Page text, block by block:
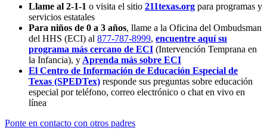
Llame al 2-1-1 o visita el sitio 211texas.org para programas y
servicios estatales
Para niños de 0 a 3 años, llame a la Oficina del Ombudsman
del HHS (ECI) al 877-787-8999, encuentre aquí su
programa más cercano de ECI (Intervención Temprana en
la Infancia), y Aprenda más sobre ECI
El Centro de Información de Educación Especial de
Texas (SPEDTex) responde sus preguntas sobre educación
especial por teléfono, correo electrónico o chat en vivo en
línea
Ponte en contacto con otros padres